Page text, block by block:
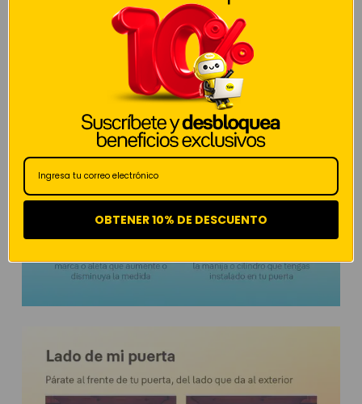
OBTENER 10% DE DESCUENTO